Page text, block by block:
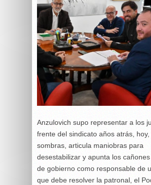
Anzulovich supo representar a los
frente del sindicato años atrás,
sombras, articula maniobras para
desestabilizar y apunta los
de gobierno como responsable de
que debe resolver la patronal, el